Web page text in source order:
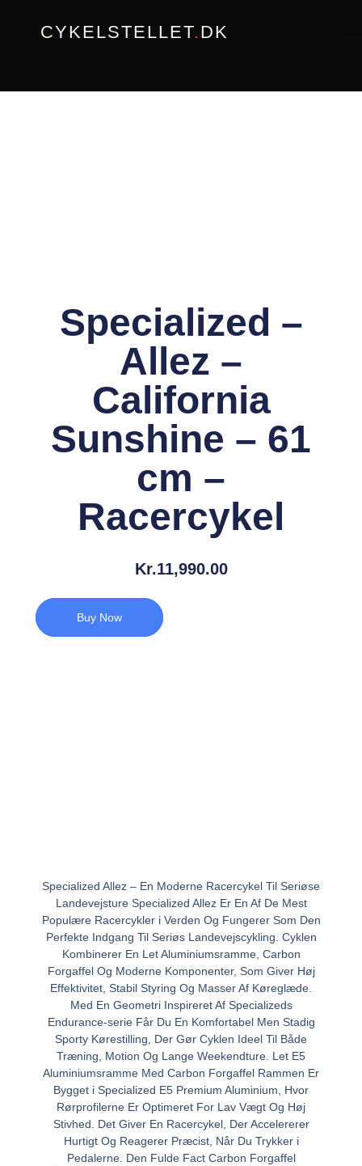
CYKELSTELLET.DK
Specialized –
Allez –
California
Sunshine – 61
cm –
Racercykel
Kr.11,990.00
Buy Now
Specialized Allez – En Moderne Racercykel Til Seriøse
Landevejsture Specialized Allez Er En Af De Mest
Populære Racercykler i Verden Og Fungerer Som Den
Perfekte Indgang Til Seriøs Landevejscykling. Cyklen
Kombinerer En Let Aluminiumsramme, Carbon
Forgaffel Og Moderne Komponenter, Som Giver Høj
Effektivitet, Stabil Styring Og Masser Af Køreglæde.
Med En Geometri Inspireret Af Specializeds
Endurance-serie Får Du En Komfortabel Men Stadig
Sporty Kørestilling, Der Gør Cyklen Ideel Til Både
Træning, Motion Og Lange Weekendture. Let E5
Aluminiumsramme Med Carbon Forgaffel Rammen Er
Bygget i Specialized E5 Premium Aluminium, Hvor
Rørprofilerne Er Optimeret For Lav Vægt Og Høj
Stivhed. Det Giver En Racercykel, Der Accelererer
Hurtigt Og Reagerer Præcist, Når Du Trykker i
Pedalerne. Den Fulde Fact Carbon Forgaffel